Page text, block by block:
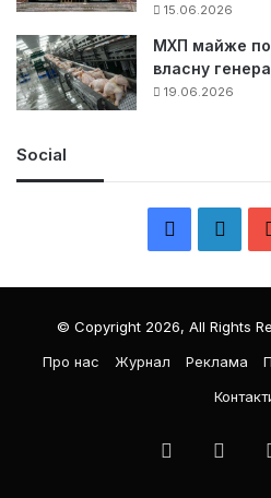
15.06.2026
МХП майже
власну
19.06.2026
Social
c
e
n
k
e
© Copyright 2026, All Rights
Про нас
Журнал Реклама
Facebook